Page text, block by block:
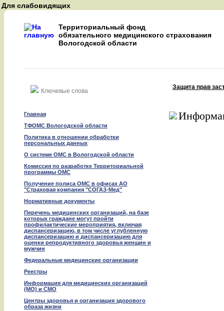
Для слабовидящихA
A
Территориальный фонд
обязательного медицинского страхования
Вологодской области
Защита прав
Главная
ТФОМС Вологодской области
Политика в отношении обработки
персональных данных
О системе ОМС в Вологодской области
Комиссия по разработке Территориальной
программы ОМС
Получение полиса ОМС в офисах АО
"Страховая компания "СОГАЗ-Мед"
Нормативные документы
Перечень медицинских организаций, на базе
которых граждане могут пройти
профилактические мероприятия, включая
диспансеризацию, в том числе углубленную
диспансеризацию и диспансеризацию для
оценки репродуктивного здоровья женщин и
мужчин
Федеральные медицинские организации
Реестры
Информация для медицинских организаций
(МО) и СМО
Центры здоровья и организация здорового
образа жизни